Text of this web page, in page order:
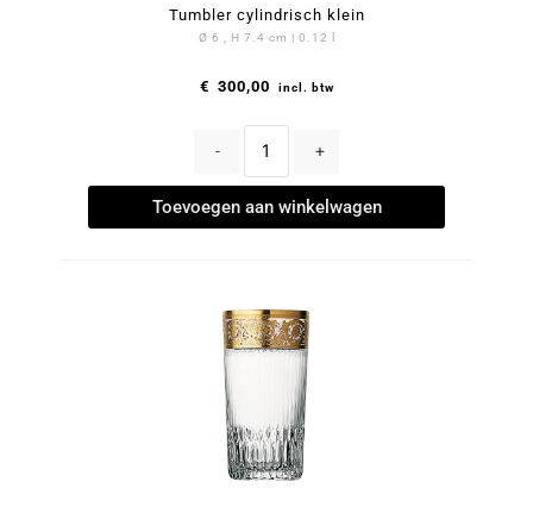
Tumbler cylindrisch klein
Ø 6 , H 7.4 cm | 0.12 l
€ 300,00 incl. btw
- +
Toevoegen aan winkelwagen